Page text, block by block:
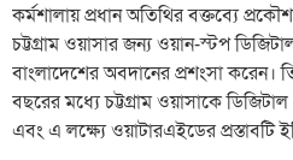
কর্মশালায় প্রধান অতিথির বক্তব্যে
চট্টগ্রাম ওয়াসার জন্য ওয়ান-স্টপ
বাংলাদেশের অবদানের প্রশংসা করেন।
বছরের মধ্যে চট্টগ্রাম ওয়াসাকে
এবং এ লক্ষ্যে ওয়াটারএইডের প্রস্তাবটি